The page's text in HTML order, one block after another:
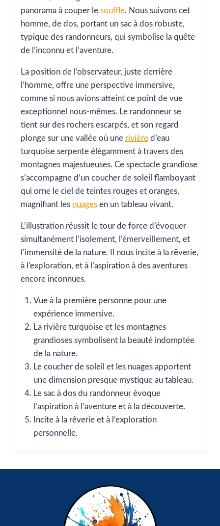
panorama à couper le souffle. Nous suivons cet
homme, de dos, portant un sac à dos robuste,
typique des randonneurs, qui symbolise la quête
de l’inconnu et l’aventure.
La position de l’observateur, juste derrière
l’homme, offre une perspective immersive,
comme si nous avions atteint ce point de vue
exceptionnel nous-mêmes. Le randonneur se
tient sur des rochers escarpés, et son regard
plonge sur une vallée où une rivière d’eau
turquoise serpente élégamment à travers des
montagnes majestueuses. Ce spectacle grandiose
s’accompagne d’un coucher de soleil flamboyant
qui orne le ciel de teintes rouges et oranges,
magnifiant les nuages en un tableau vivant.
L’illustration réussit le tour de force d’évoquer
simultanément l’isolement, l’émerveillement, et
l’immensité de la nature. Il nous incite à la rêverie,
à l’exploration, et à l’aspiration à des aventures
encore inconnues.
Vue à la première personne pour une
expérience immersive.
La rivière turquoise et les montagnes
grandioses symbolisent la beauté indomptée
de la nature.
Le coucher de soleil et les nuages apportent
une dimension presque mystique au tableau.
Le sac à dos du randonneur évoque
l’aspiration à l’aventure et à la découverte.
Incite à la rêverie et à l’exploration
personnelle.